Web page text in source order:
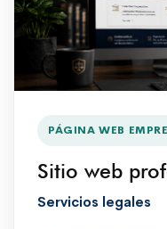
PÁGINA WEB
Sitio web
Servicios legales